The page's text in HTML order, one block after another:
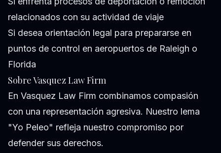
relacionados con su actividad de viaje
Si desea orientación legal para prepararse en
puntos de control en aeropuertos de Raleigh o
Florida
Sobre Vasquez Law Firm
En Vasquez Law Firm combinamos compasión
con una representación agresiva. Nuestro lema
"Yo Peleo" refleja nuestro compromiso por
defender sus derechos.